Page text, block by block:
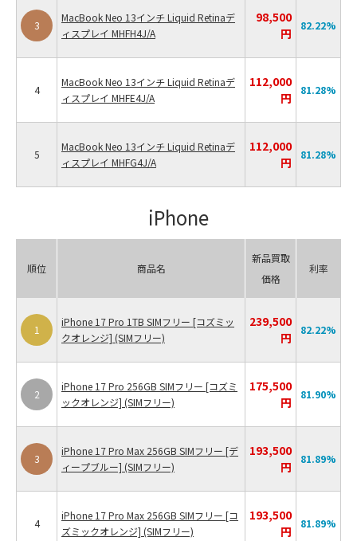
3
MacBook Neo 13インチ Liquid Retinaデ
ィスプレイ MHFH4J/A
98,500
円
82.22%
4
MacBook Neo 13インチ Liquid Retinaデ
ィスプレイ MHFE4J/A
112,000
円
81.28%
5
MacBook Neo 13インチ Liquid Retinaデ
ィスプレイ MHFG4J/A
112,000
円
81.28%
iPhone
順位 商品名
新品買取
価格
利率
1
iPhone 17 Pro 1TB SIMフリー [コズミッ
クオレンジ] (SIMフリー)
239,500
円
82.22%
2
iPhone 17 Pro 256GB SIMフリー [コズミ
ックオレンジ] (SIMフリー)
175,500
円
81.90%
3
iPhone 17 Pro Max 256GB SIMフリー [デ
ィープブルー] (SIMフリー)
193,500
円
81.89%
4
iPhone 17 Pro Max 256GB SIMフリー [コ
ズミックオレンジ] (SIMフリー)
193,500
円
81.89%